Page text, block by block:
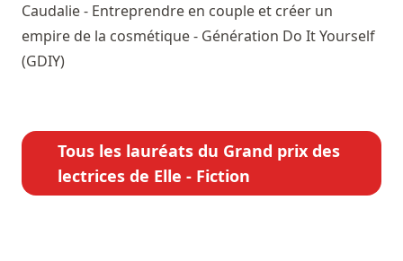
Caudalie - Entreprendre en couple et créer un
empire de la cosmétique - Génération Do It Yourself
(GDIY)
Tous les lauréats du Grand prix des
lectrices de Elle - Fiction